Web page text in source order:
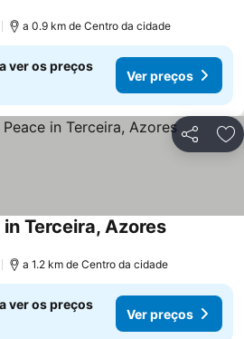
a 0.9 km de Centro da cidade
ver os preços
Ver preços
Partilhar
Terceira, AzoresVer preços
a 1.2 km de Centro da cidade
ver os preços
Ver preços